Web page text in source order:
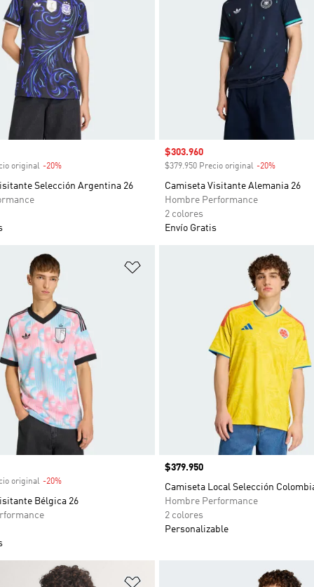
original -20%Descuento
Selección Argentina 26
Precio de venta
$303.960
$379.950 Precio original -20%
Camiseta Visitante Alemania 26
Hombre Performance
2 colores
Envío Gratis
de deseos Añadir a la lista de deseos
original -20%Descuento
Bélgica 26
Precio
$379.950
Camiseta Local Selección
Hombre Performance
2 colores
Personalizable
de deseos Añadir a la lista de deseos